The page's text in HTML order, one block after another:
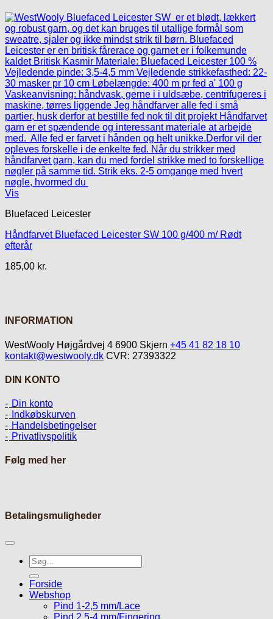
Vis
Bluefaced Leicester
Håndfarvet Bluefaced Leicester SW 100 g/400 m/ Rødt
efterår
185,00 kr.
INFORMATION
WestWooly Højgårdvej 4 6900 Skjern +45 41 82 18 10
kontakt@westwooly.dk CVR: 27393322
DIN KONTO
Din konto
Indkøbskurven
Handelsbetingelser
Privatlivspolitik
Følg med her
Betalingsmuligheder
Søg
efter:
Forside
Webshop
Pind 1-2,5 mm/Lace